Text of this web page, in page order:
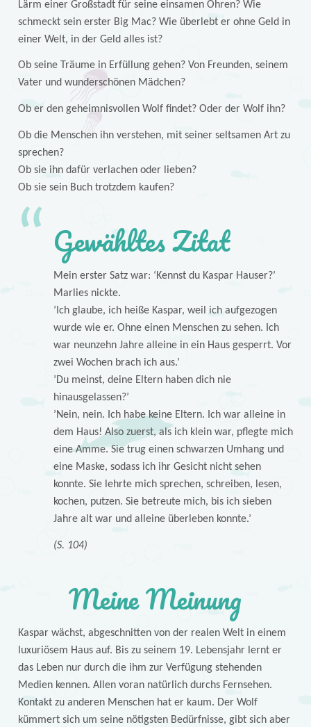
Lärm einer Großstadt für seine einsamen Ohren? Wie
schmeckt sein erster Big Mac? Wie überlebt er ohne Geld in
einer Welt, in der Geld alles ist?
Ob seine Träume in Erfüllung gehen? Von Freunden, seinem
Vater und wunderschönen Mädchen?
Ob er den geheimnisvollen Wolf findet? Oder der Wolf ihn?
Ob die Menschen ihn verstehen, mit seiner seltsamen Art zu
sprechen?
Ob sie ihn dafür verlachen oder lieben?
Ob sie sein Buch trotzdem kaufen?
Gewähltes Zitat
Mein erster Satz war: ‘Kennst du Kaspar Hauser?’
Marlies nickte.
’Ich glaube, ich heiße Kaspar, weil ich aufgezogen
wurde wie er. Ohne einen Menschen zu sehen. Ich
war neunzehn Jahre alleine in ein Haus gesperrt. Vor
zwei Wochen brach ich aus.’
’Du meinst, deine Eltern haben dich nie
hinausgelassen?’
’Nein, nein. Ich habe keine Eltern. Ich war alleine in
dem Haus! Also zuerst, als ich klein war, pflegte mich
eine Amme. Sie trug einen schwarzen Umhang und
eine Maske, sodass ich ihr Gesicht nicht sehen
konnte. Sie lehrte mich sprechen, schreiben, lesen,
kochen, putzen. Sie betreute mich, bis ich sieben
Jahre alt war und alleine überleben konnte.’
(S. 104)
Meine Meinung
Kaspar wächst, abgeschnitten von der realen Welt in einem
luxuriösem Haus auf. Bis zu seinem 19. Lebensjahr lernt er
das Leben nur durch die ihm zur Verfügung stehenden
Medien kennen. Allen voran natürlich durchs Fernsehen.
Kontakt zu anderen Menschen hat er kaum. Der Wolf
kümmert sich um seine nötigsten Bedürfnisse, gibt sich aber